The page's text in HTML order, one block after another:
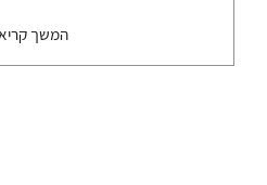
המשך